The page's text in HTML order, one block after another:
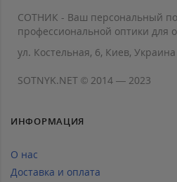
СОТНИК - Ваш персональный
профессиональной оптики для
ул. Костельная, 6, Киев, Украина
SOTNYK.NET © 2014 — 2023
ИНФОРМАЦИЯ
О нас
Доставка и оплата